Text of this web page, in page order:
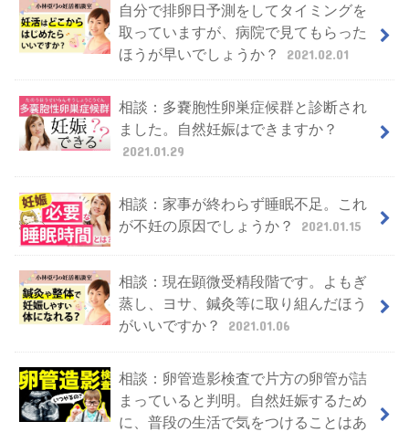
自分で排卵日予測をしてタイミングを
取っていますが、病院で見てもらった
ほうが早いでしょうか？
2021.02.01
相談：多嚢胞性卵巣症候群と診断され
ました。自然妊娠はできますか？
2021.01.29
相談：家事が終わらず睡眠不足。これ
が不妊の原因でしょうか？
2021.01.15
相談：現在顕微受精段階です。よもぎ
蒸し、ヨサ、鍼灸等に取り組んだほう
がいいですか？
2021.01.06
相談：卵管造影検査で片方の卵管が詰
まっていると判明。自然妊娠するため
に、普段の生活で気をつけることはあ